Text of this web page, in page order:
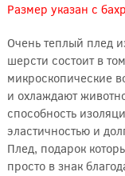
Размер указан с
Очень теплый плед
шерсти состоит в
микроскопические
и охлаждают
способность
эластичностью и
Плед, подарок
просто в знак